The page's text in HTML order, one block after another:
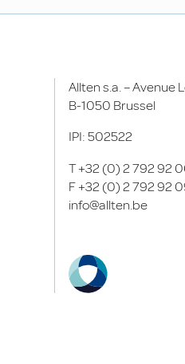
Allten s.a. – Avenue
B-1050 Brussel
IPI: 502522
T+32 (0) 2 792 92
F+32 (0) 2 792 92
info@allten.be